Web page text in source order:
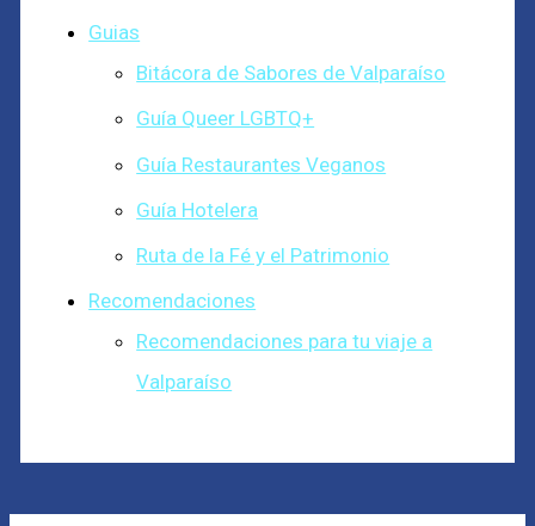
Guias
Bitácora de Sabores de Valparaíso
Guía Queer LGBTQ+
Guía Restaurantes Veganos
Guía Hotelera
Ruta de la Fé y el Patrimonio
Recomendaciones
Recomendaciones para tu viaje a
Valparaíso